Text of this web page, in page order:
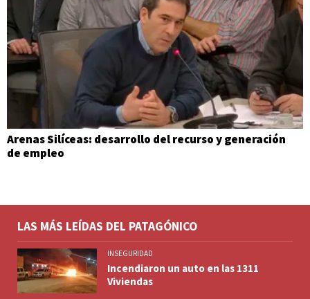
Arenas Silíceas: desarrollo del recurso y generación
de empleo
LAS MÁS LEÍDAS DEL PATAGÓNICO
INSEGURIDAD
Incendiaron un auto en las 1311
Viviendas